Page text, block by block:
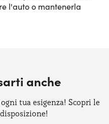
l'auto o mantenerla
anche
tua esigenza! Scopri le